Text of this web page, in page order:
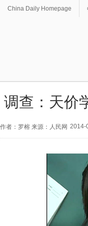
China Daily Homepage
调查：天价
作者：罗榕 来源：人民网 2014-